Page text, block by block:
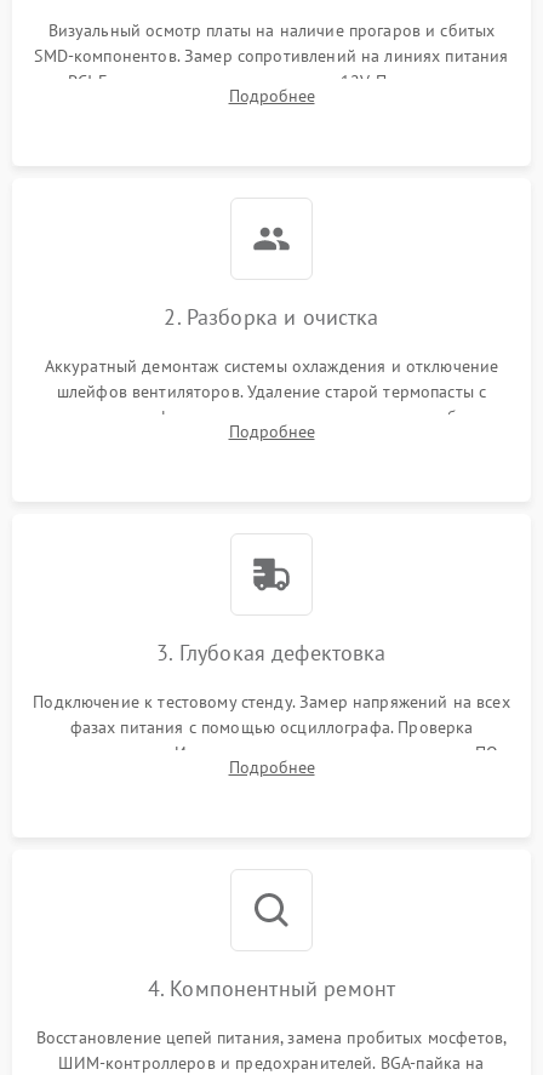
Визуальный осмотр платы на наличие прогаров и сбитых
SMD-компонентов. Замер сопротивлений на линиях питания
PCI-E и дополнительных разъемах 12V. Проверка на
короткое замыкание основных дросселей питания GPU и
Подробнее
2. Разборка и очистка
Аккуратный демонтаж системы охлаждения и отключение
шлейфов вентиляторов. Удаление старой термопасты с
кристалла графического чипа и термопрокладок с банок
памяти и зоны VRM. Очистка платы от пыли и окислов.
Подробнее
3. Глубокая дефектовка
Подключение к тестовому стенду. Замер напряжений на всех
фазах питания с помощью осциллографа. Проверка
инициализации. Использование специализированного ПО
MATS
Подробнее
4. Компонентный ремонт
Восстановление цепей питания, замена пробитых мосфетов,
ШИМ-контроллеров и предохранителей. BGA-пайка на